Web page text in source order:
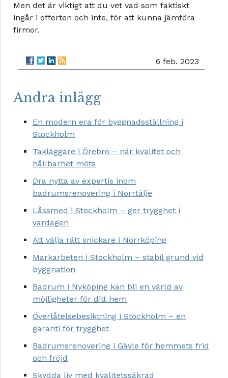
Men det är viktigt att du vet vad som faktiskt
ingår i offerten och inte, för att kunna jämföra
firmor.
6 feb. 2023
Andra inlägg
En modern era för byggnadsställning i
Stockholm
Takläggare i Örebro – när kvalitet och
hållbarhet möts
Dra nytta av expertis inom
badrumsrenovering i Norrtälje
Låssmed i Stockholm – ger trygghet i
vardagen
Att välja rätt snickare i Norrköping
Markarbeten i Stockholm – stabil grund vid
byggnation
Badrum i Nyköping kan bli en värld av
möjligheter för ditt hem
Överlåtelsebesiktning i Stockholm – en
garanti för trygghet
Badrumsrenovering i Gävle för hemmets frid
och fröjd
Skydda liv med kvalitetssäkrad